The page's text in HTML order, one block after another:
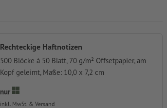
Rechteckige Haftnotizen
500 Blöcke á 50 Blatt, 70 g/m² Offsetpapier, am
Kopf geleimt, Maße: 10,0 x 7,2 cm
nur
inkl. MwSt. & Versand